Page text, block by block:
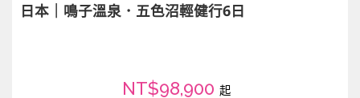
日本｜鳴子溫泉．五色沼輕健行6日
NT$98,900 起